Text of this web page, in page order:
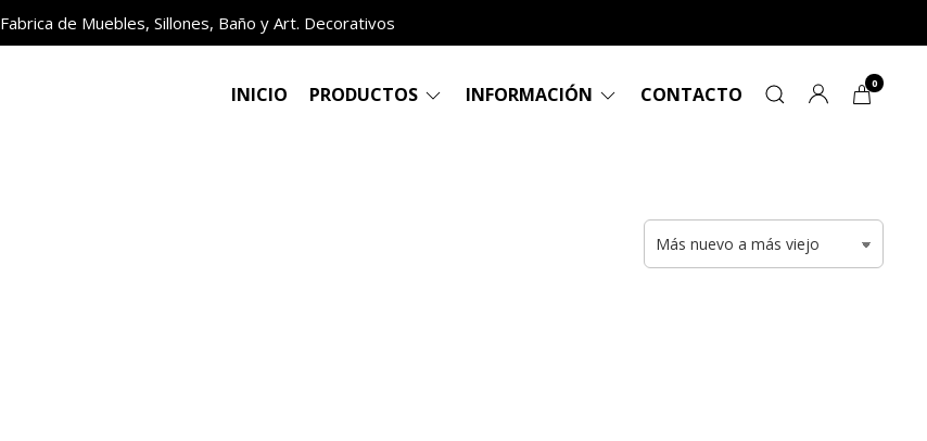
Fabrica de Muebles, Sillones, Baño y Art. Decorativos
INICIO PRODUCTOS INFORMACIÓN CONTACTO 0